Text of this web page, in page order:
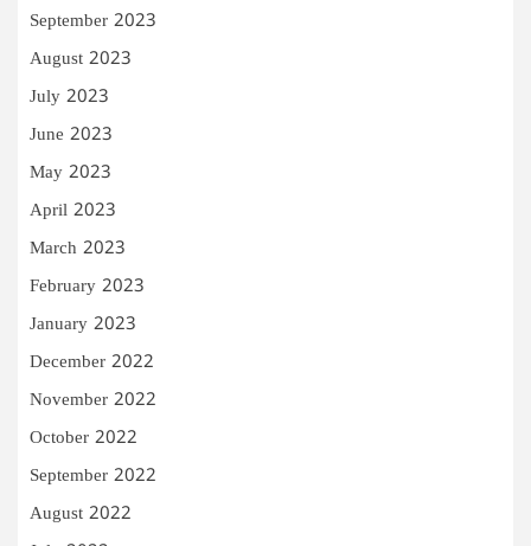
September 2023
August 2023
July 2023
June 2023
May 2023
April 2023
March 2023
February 2023
January 2023
December 2022
November 2022
October 2022
September 2022
August 2022